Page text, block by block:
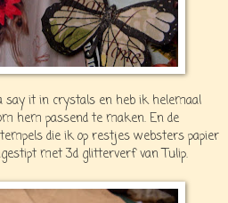
it in crystals en heb ik helemaal
hem passend te maken. En de
die ik op restjes websters papier
met 3d glitterverf van Tulip.